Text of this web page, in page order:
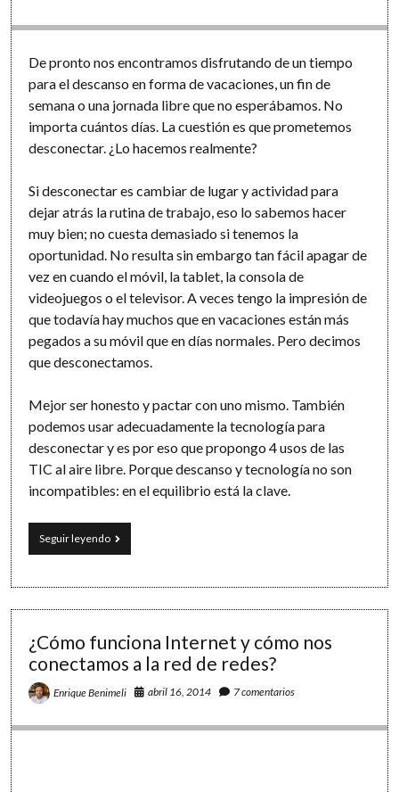
De pronto nos encontramos disfrutando de un tiempo
para el descanso en forma de vacaciones, un fin de
semana o una jornada libre que no esperábamos. No
importa cuántos días. La cuestión es que prometemos
desconectar. ¿Lo hacemos realmente?
Si desconectar es cambiar de lugar y actividad para
dejar atrás la rutina de trabajo, eso lo sabemos hacer
muy bien; no cuesta demasiado si tenemos la
oportunidad. No resulta sin embargo tan fácil apagar de
vez en cuando el móvil, la tablet, la consola de
videojuegos o el televisor. A veces tengo la impresión de
que todavía hay muchos que en vacaciones están más
pegados a su móvil que en días normales. Pero decimos
que desconectamos.
Mejor ser honesto y pactar con uno mismo. También
podemos usar adecuadamente la tecnología para
desconectar y es por eso que propongo 4 usos de las
TIC al aire libre. Porque descanso y tecnología no son
incompatibles: en el equilibrio está la clave.
Seguir leyendoLas
TIC
desconectar:
tecnología
al
libre
¿Cómo funciona Internet y cómo nos
conectamos a la red de redes?
Enrique Benimeli abril 16, 2014 7 comentarios